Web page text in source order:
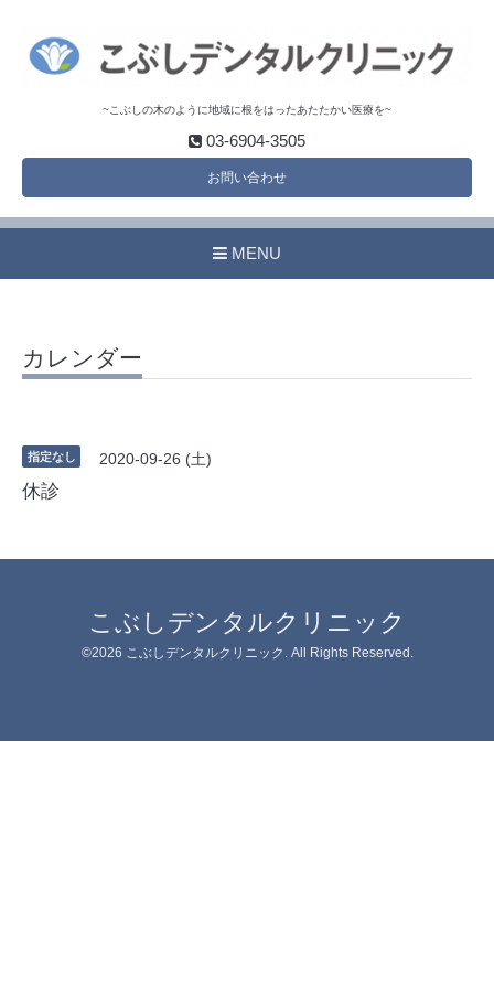
~こぶしの木のように地域に根をはったあたたかい医療を~
03-6904-3505
お問い合わせ
MENU
カレンダー
指定なし 2020-09-26 (土)
休診
こぶしデンタルクリニック
©2026 こぶしデンタルクリニック . All Rights Reserved.